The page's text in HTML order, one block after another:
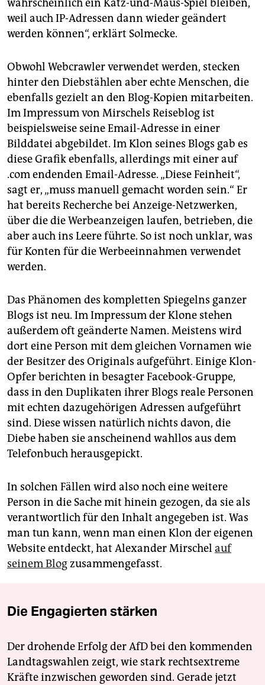
wahrscheinlich ein Katz-und-Maus-Spiel bleiben,
weil auch IP-Adressen dann wieder geändert
werden können“, erklärt Solmecke.
Obwohl Webcrawler verwendet werden, stecken
hinter den Diebstählen aber echte Menschen, die
ebenfalls gezielt an den Blog-Kopien mitarbeiten.
Im Impressum von Mirschels Reiseblog ist
beispielsweise seine Email-Adresse in einer
Bilddatei abgebildet. Im Klon seines Blogs gab es
diese Grafik ebenfalls, allerdings mit einer auf
.com endenden Email-Adresse. „Diese Feinheit“,
sagt er, „muss manuell gemacht worden sein.“ Er
hat bereits Recherche bei Anzeige-Netzwerken,
über die die Werbeanzeigen laufen, betrieben, die
aber auch ins Leere führte. So ist noch unklar, was
für Konten für die Werbeeinnahmen verwendet
werden.
Das Phänomen des kompletten Spiegelns ganzer
Blogs ist neu. Im Impressum der Klone stehen
außerdem oft geänderte Namen. Meistens wird
dort eine Person mit dem gleichen Vornamen wie
der Besitzer des Originals aufgeführt. Einige Klon-
Opfer berichten in besagter Facebook-Gruppe,
dass in den Duplikaten ihrer Blogs reale Personen
mit echten dazugehörigen Adressen aufgeführt
sind. Diese wissen natürlich nichts davon, die
Diebe haben sie anscheinend wahllos aus dem
Telefonbuch herausgepickt.
In solchen Fällen wird also noch eine weitere
Person in die Sache mit hinein gezogen, da sie als
verantwortlich für den Inhalt angegeben ist. Was
man tun kann, wenn man einen Klon der eigenen
Website entdeckt, hat Alexander Mirschel auf
seinem Blogzusammengefasst.
Die Engagierten stärken
Der drohende Erfolg der AfD bei den kommenden
Landtagswahlen zeigt, wie stark rechtsextreme
Kräfte inzwischen geworden sind. Gerade jetzt